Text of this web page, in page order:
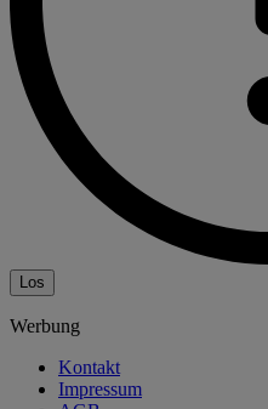
Los
Werbung
Kontakt
Impressum